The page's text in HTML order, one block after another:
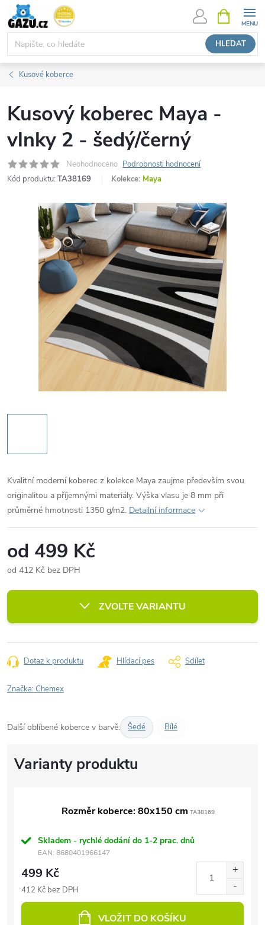
Přejít
obsah
HLEDAT
NÁKUPNÍ
KOŠÍK
Kusové koberce
Kusový koberec Maya -
vlnky 2 - šedý/černý
Neohodnoceno Podrobnosti hodnocení
Kód produktu: TA38169 Kolekce: Maya
Kvalitní moderní koberec z kolekce Maya zaujme především svou
originalitou a příjemnými materiály. Výška vlasu je 8 mm při
průměrné hmotnosti 1350 g/m2. Detailní informace
od 499 Kč
od 412 Kč bez DPH
cena:
ZVOLTE VARIANTU
Dotaz k produktu Hlídací pes Sdílet
Značka:Chemex
Další oblíbené koberce v barvě: Šedé Bílé
Rozměr koberce: 80x150 cm TA38169
Skladem - rychlé dodání do 1-2 prac. dnů
EAN: 8680401966147
499 Kč
412 Kč bez DPH
VLOŽIT DO KOŠÍKU